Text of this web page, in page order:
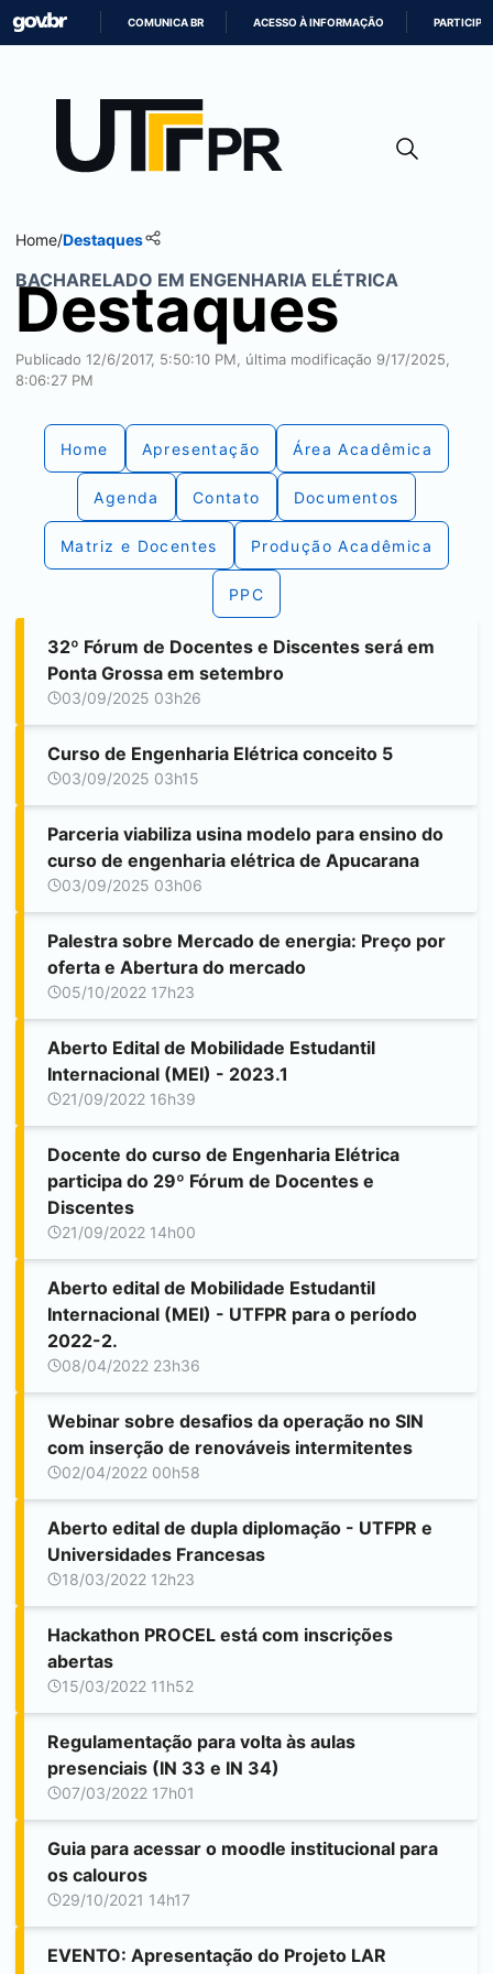
CONTEÚDO
COMUNICA BR ACESSO À INFORMAÇÃO PARTICIPE
Home/Destaques
BACHARELADO EM ENGENHARIA ELÉTRICA
Destaques
Publicado 12/6/2017, 5:50:10 PM, última modificação 9/17/2025,
8:06:27 PM
Home Apresentação Área Acadêmica
Agenda Contato Documentos
Matriz e Docentes Produção Acadêmica
PPC
32º Fórum de Docentes e Discentes será em
Ponta Grossa em setembro
03/09/2025 03h26
Curso de Engenharia Elétrica conceito 5
03/09/2025 03h15
Parceria viabiliza usina modelo para ensino do
curso de engenharia elétrica de Apucarana
03/09/2025 03h06
Palestra sobre Mercado de energia: Preço por
oferta e Abertura do mercado
05/10/2022 17h23
Aberto Edital de Mobilidade Estudantil
Internacional (MEI) - 2023.1
21/09/2022 16h39
Docente do curso de Engenharia Elétrica
participa do 29º Fórum de Docentes e
Discentes
21/09/2022 14h00
Aberto edital de Mobilidade Estudantil
Internacional (MEI) - UTFPR para o período
2022-2.
08/04/2022 23h36
Webinar sobre desafios da operação no SIN
com inserção de renováveis intermitentes
02/04/2022 00h58
Aberto edital de dupla diplomação - UTFPR e
Universidades Francesas
18/03/2022 12h23
Hackathon PROCEL está com inscrições
abertas
15/03/2022 11h52
Regulamentação para volta às aulas
presenciais (IN 33 e IN 34)
07/03/2022 17h01
Guia para acessar o moodle institucional para
os calouros
29/10/2021 14h17
EVENTO: Apresentação do Projeto LAR